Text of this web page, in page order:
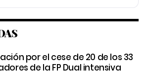
por el cese de 20 de los 33
de la FP Dual intensiva